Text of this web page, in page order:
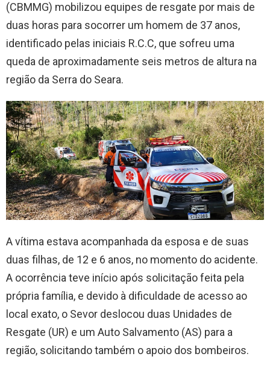
(CBMMG) mobilizou equipes de resgate por mais de
duas horas para socorrer um homem de 37 anos,
identificado pelas iniciais R.C.C, que sofreu uma
queda de aproximadamente seis metros de altura na
região da Serra do Seara.
A vítima estava acompanhada da esposa e de suas
duas filhas, de 12 e 6 anos, no momento do acidente.
A ocorrência teve início após solicitação feita pela
própria família, e devido à dificuldade de acesso ao
local exato, o Sevor deslocou duas Unidades de
Resgate (UR) e um Auto Salvamento (AS) para a
região, solicitando também o apoio dos bombeiros.